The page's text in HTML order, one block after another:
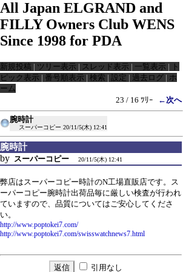
All Japan ELGRAND and
FILLY Owners Club WENS
Since 1998 for PDA
新規投稿 | ツリー表示 | スレッド表示 | 一覧表示 | ト
ピック表示 | 番号順表示 | 検索 | 設定 | 過去ログ | ホ
ーム
23 / 16 ﾂﾘｰ
←次へ
腕時計
スーパーコピー 20/11/5(木) 12:41
腕時計
by スーパーコピー 20/11/5(木) 12:41
弊店はスーパーコピー時計のN工場直販店です。ス
ーパーコピー腕時計出荷品毎に厳しい検査が行われ
ていますので、品質についてはご安心してくださ
い。
http://www.poptokei7.com/
http://www.poptokei7.com/swisswatchnews7.html
引用なし